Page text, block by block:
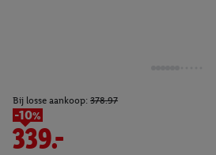
Bij losse aankoop: 378.97
-10%
339.-